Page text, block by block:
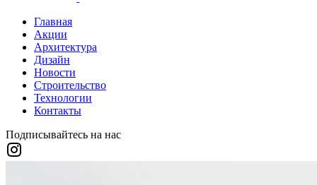
Главная
Акции
Архитектура
Дизайн
Новости
Строительство
Технологии
Контакты
Подписывайтесь на нас